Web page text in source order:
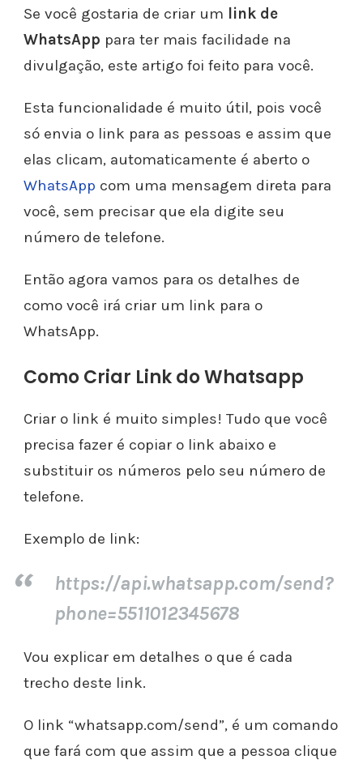
Se você gostaria de criar um
link de
WhatsApp para ter mais facilidade na
divulgação, este artigo foi feito para você.
Esta funcionalidade é muito útil, pois você
só envia o link para as pessoas e assim que
elas clicam, automaticamente é aberto o
WhatsApp com uma mensagem direta para
você, sem precisar que ela digite seu
número de telefone.
Então agora vamos para os detalhes de
como você irá criar um link para o
WhatsApp.
Como Criar Link do Whatsapp
Criar o link é muito simples! Tudo que você
precisa fazer é copiar o link abaixo e
substituir os números pelo seu número de
telefone.
Exemplo de link:
https://api.whatsapp.com/send?
phone=5511012345678
Vou explicar em detalhes o que é cada
trecho deste link.
O link “whatsapp.com/send”, é um comando
que fará com que assim que a pessoa clique